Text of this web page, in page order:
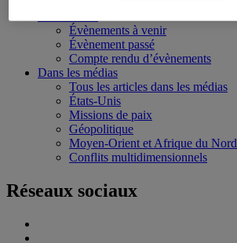
Évènements à venir
Évènement passé
Compte rendu d’évènements
Dans les médias
Tous les articles dans les médias
États-Unis
Missions de paix
Géopolitique
Moyen-Orient et Afrique du Nord
Conflits multidimensionnels
Réseaux sociaux